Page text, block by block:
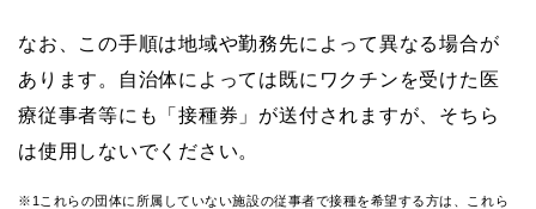
なお、この手順は地域や勤務先によって異なる場合が
あります。自治体によっては既にワクチンを受けた医
療従事者等にも「接種券」が送付されますが、そちら
は使用しないでください。
※1これらの団体に所属していない施設の従事者で接種を希望する方は、これら